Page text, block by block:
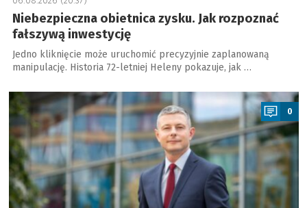
Niebezpieczna obietnica zysku. Jak rozpoznać
fałszywą inwestycję
Jedno kliknięcie może uruchomić precyzyjnie zaplanowaną
manipulację. Historia 72-letniej Heleny pokazuje, jak …
a
0